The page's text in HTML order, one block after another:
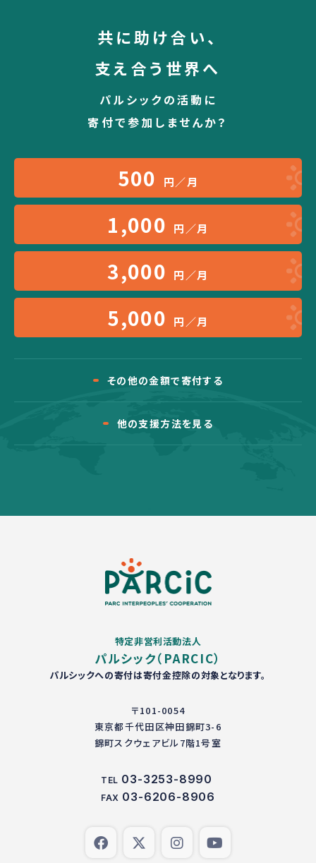
共に助け合い、
支え合う世界へ
パルシックの活動に
寄付で参加しませんか？
500 円／月
1,000 円／月
3,000 円／月
5,000 円／月
その他の金額で寄付する
他の支援方法を見る
特定非営利活動法人
パルシック（PARCIC）
パルシックへの寄付は寄付金控除の対象となります。
〒101-0054
東京都千代田区神田錦町3-6
錦町スクウェアビル7階1号室
TEL 03-3253-8990
FAX 03-6206-8906